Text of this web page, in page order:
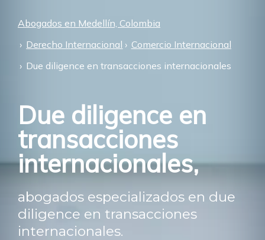
Abogados en Medellín, Colombia
Derecho Internacional
Comercio Internacional
Due diligence en transacciones internacionales
Due diligence en
transacciones
internacionales,
abogados especializados en due
diligence en transacciones
internacionales.